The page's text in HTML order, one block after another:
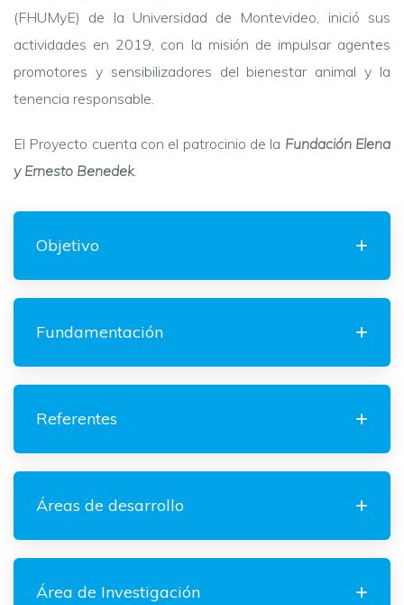
(FHUMyE) de la Universidad de Montevideo, inició sus
actividades en 2019, con la misión de impulsar agentes
promotores y sensibilizadores del bienestar animal y la
tenencia responsable.
El Proyecto cuenta con el patrocinio de la Fundación Elena
y Ernesto Benedek.
Objetivo
Fundamentación
Referentes
Áreas de desarrollo
Área de Investigación